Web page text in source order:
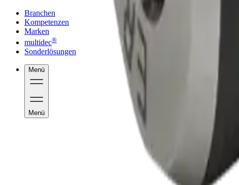
Branchen
Kompetenzen
Marken
multidec®
Sonderlösungen
Menü
Menü